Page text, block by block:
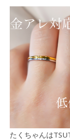
たくちゃんは